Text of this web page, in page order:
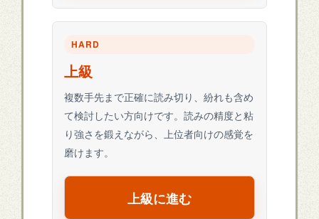
HARD
上級
複数手先まで正確に読み切り、紛れも含め
て検討したい方向けです。読みの精度と粘
り強さを鍛えながら、上位者向けの感覚を
磨けます。
上級に進む